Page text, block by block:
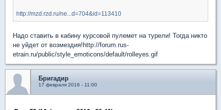
http://mzd.rzd.ru/ne...d=704&id=113410
Надо ставить в кабину курсовой пулемет на турели! Тогда никто
не уйдет от возмездия!http://forum.rus-
etrain.ru/public/style_emoticons/default/rolleyes.gif
Бригадир
17 февраля 2016 - 11:00